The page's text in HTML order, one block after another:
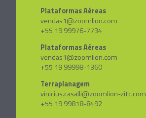
Plataformas Aéreas
vendas1@zoomlion.com
+55 19 99976-7734
Plataformas Aéreas
vendas1@zoomlion.com
+55 19 99998-1360
Terraplanagem
vinicius.casalli@zoomlion-zitc.com
+55 19 99818-8492